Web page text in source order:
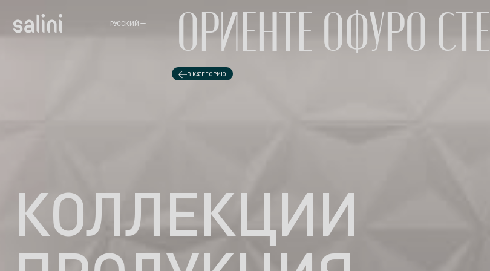
РУССКИЙ
ENGLISH
КОЛЛЕКЦИИ
ОРИЕНТЕ ОФУРО СТЕП
В КАТЕГОРИЮ